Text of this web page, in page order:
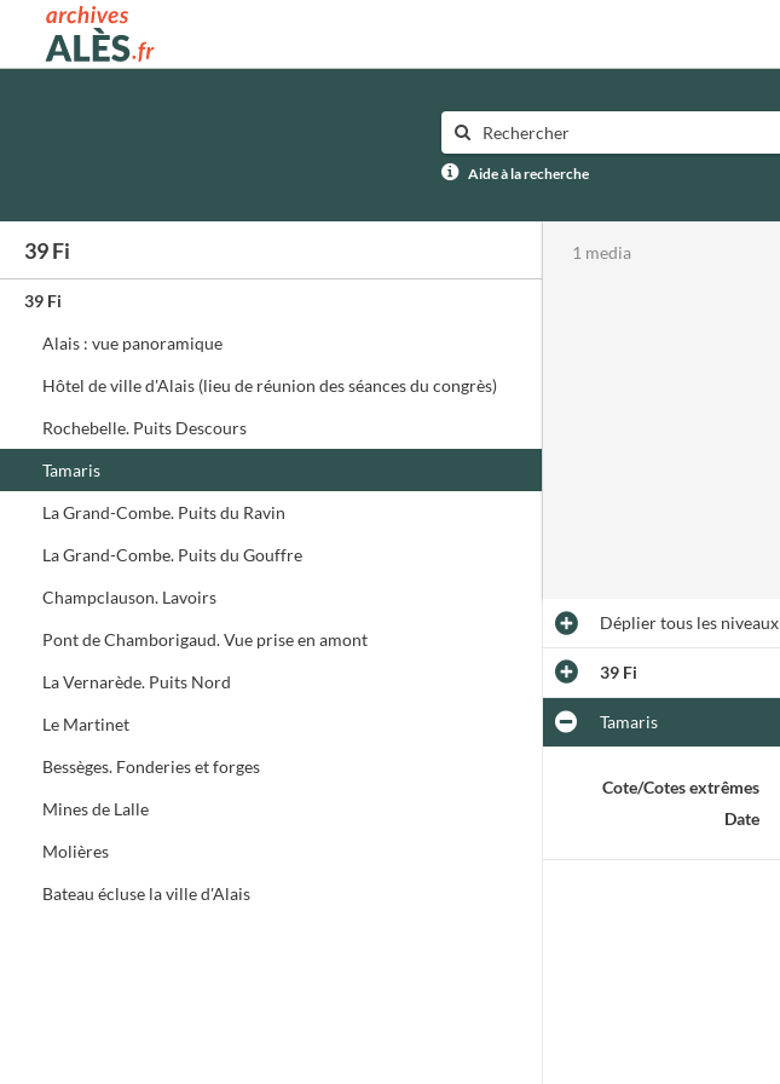
Archives municipales d'Alès
Aide à la recherche
39 Fi
39 Fi
Alais : vue panoramique
Hôtel de ville d'Alais (lieu de réunion des séances du congrès)
Rochebelle. Puits Descours
Tamaris
La Grand-Combe. Puits du Ravin
La Grand-Combe. Puits du Gouffre
Champclauson. Lavoirs
Pont de Chamborigaud. Vue prise en amont
La Vernarède. Puits Nord
Le Martinet
Bessèges. Fonderies et forges
Mines de Lalle
Molières
Bateau écluse la ville d'Alais
1 media
Dépliertous les niveaux
39 Fi
Tamaris
Cote/Cotes extrêmes
Date